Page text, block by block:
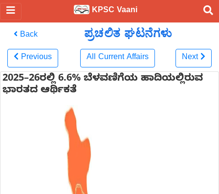
KPSC Vaani
Back ಪ್ರಚಲಿತ ಘಟನೆಗಳು
Previous All Current Affairs Next
2025–26ರಲ್ಲಿ 6.6% ಬೆಳವಣಿಗೆಯ ಹಾದಿಯಲ್ಲಿರುವ
ಭಾರತದ ಆರ್ಥಿಕತೆ